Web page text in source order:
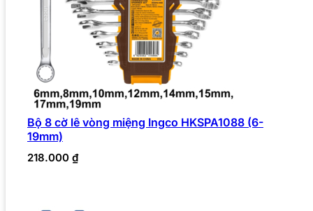
Bộ 8 cờ lê vòng miệng Ingco HKSPA1088 (6-
19mm)
218.000 ₫